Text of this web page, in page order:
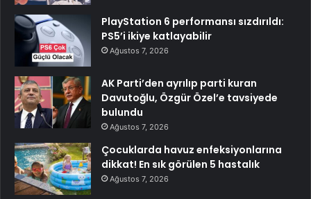
PlayStation 6 performansı sızdırıldı:
PS5’i ikiye katlayabilir
Ağustos 7, 2026
AK Parti’den ayrılıp parti kuran
Davutoğlu, Özgür Özel’e tavsiyede
bulundu
Ağustos 7, 2026
Çocuklarda havuz enfeksiyonlarına
dikkat! En sık görülen 5 hastalık
Ağustos 7, 2026